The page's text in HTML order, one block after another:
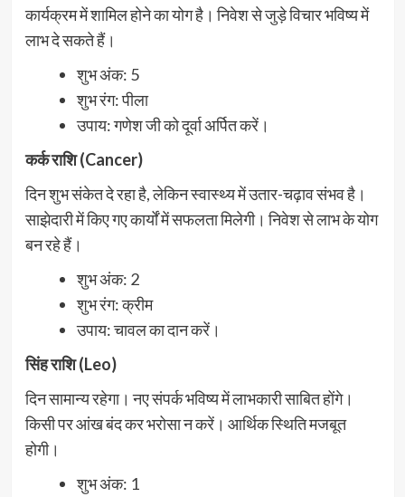
कार्यक्रम में शामिल होने का योग है। निवेश से जुड़े विचार भविष्य में
लाभ दे सकते हैं।
शुभ अंक: 5
शुभ रंग: पीला
उपाय: गणेश जी को दूर्वा अर्पित करें।
कर्क राशि (Cancer)
दिन शुभ संकेत दे रहा है, लेकिन स्वास्थ्य में उतार-चढ़ाव संभव है।
साझेदारी में किए गए कार्यों में सफलता मिलेगी। निवेश से लाभ के योग
बन रहे हैं।
शुभ अंक: 2
शुभ रंग: क्रीम
उपाय: चावल का दान करें।
सिंह राशि (Leo)
दिन सामान्य रहेगा। नए संपर्क भविष्य में लाभकारी साबित होंगे।
किसी पर आंख बंद कर भरोसा न करें। आर्थिक स्थिति मजबूत
होगी।
शुभ अंक: 1